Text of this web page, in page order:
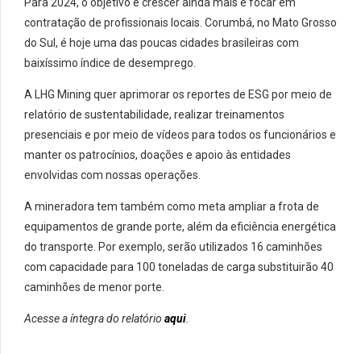
Para 2024, o objetivo é crescer ainda mais e focar em
contratação de profissionais locais. Corumbá, no Mato Grosso
do Sul, é hoje uma das poucas cidades brasileiras com
baixíssimo índice de desemprego.
A LHG Mining quer aprimorar os reportes de ESG por meio de
relatório de sustentabilidade, realizar treinamentos
presenciais e por meio de vídeos para todos os funcionários e
manter os patrocínios, doações e apoio às entidades
envolvidas com nossas operações.
A mineradora tem também como meta ampliar a frota de
equipamentos de grande porte, além da eficiência energética
do transporte. Por exemplo, serão utilizados 16 caminhões
com capacidade para 100 toneladas de carga substituirão 40
caminhões de menor porte.
Acesse a íntegra do relatório aqui.